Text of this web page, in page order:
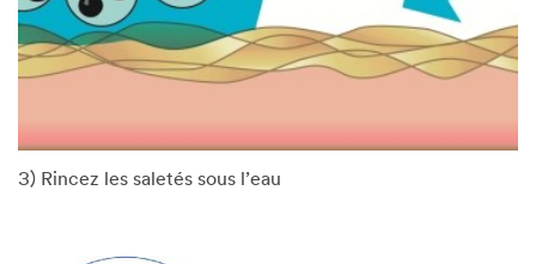
3) Rincez les saletés sous l’eau